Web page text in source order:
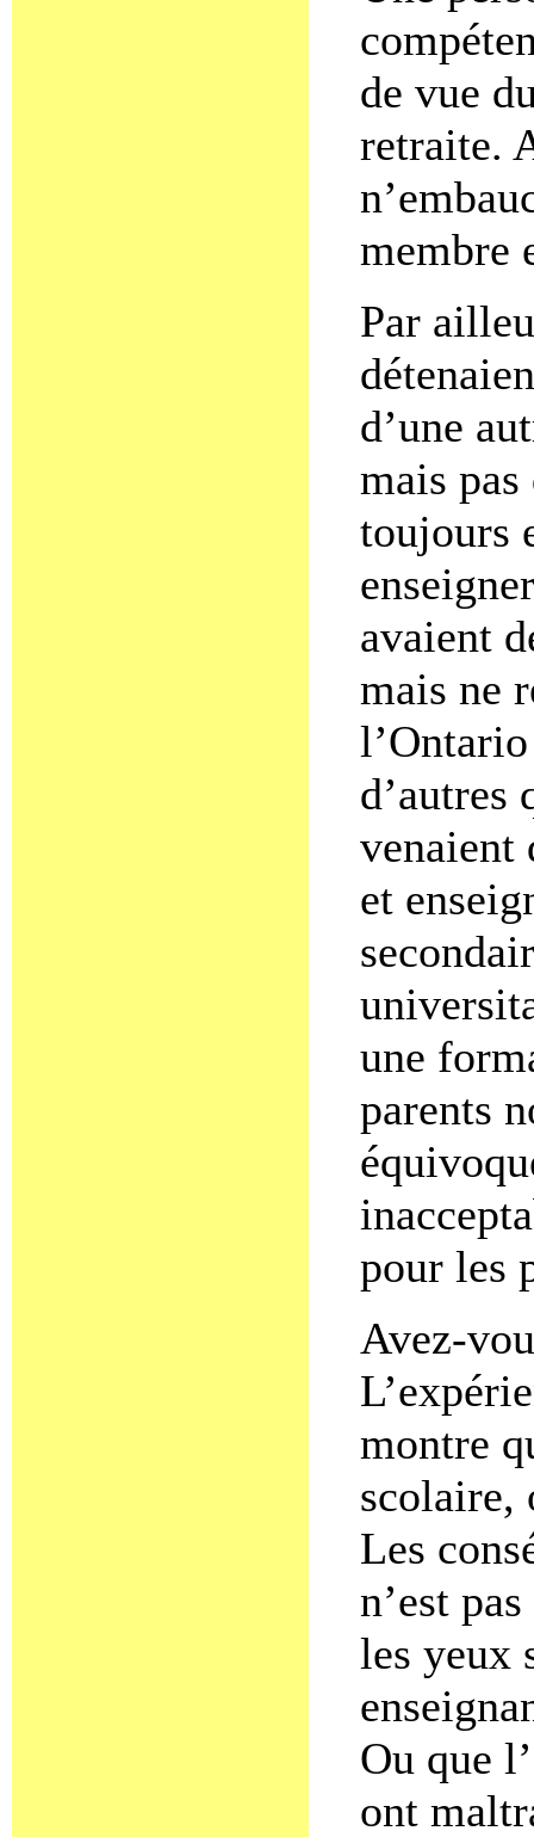
de vue
retraite.
membre
Par
d’une
mais
toujours
avaient
mais ne
d’autres
venaient
et
une
parents
pour les
Avez-
montre
scolaire,
Les
n’est
les yeux
Ou que
ont